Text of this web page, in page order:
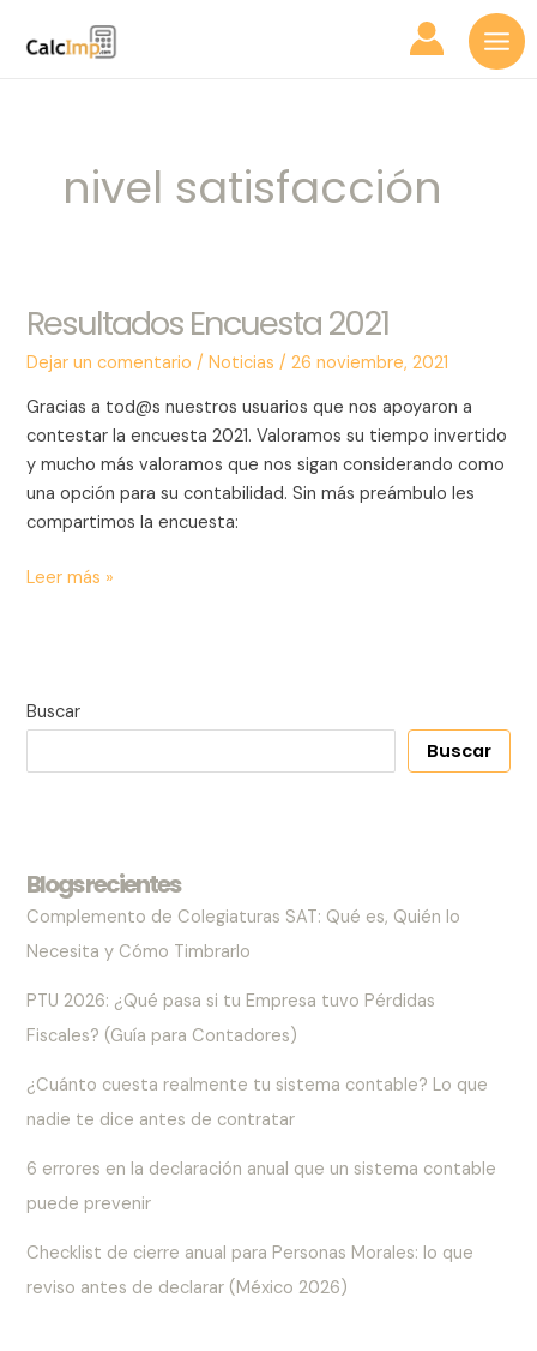
nivel satisfacción
Resultados Encuesta 2021
Dejar un comentario /Noticias /26 noviembre, 2021
Gracias a tod@s nuestros usuarios que nos apoyaron a
contestar la encuesta 2021. Valoramos su tiempo invertido
y mucho más valoramos que nos sigan considerando como
una opción para su contabilidad. Sin más preámbulo les
compartimos la encuesta:
Resultados
2021
Leer más »
Buscar
Buscar
Blogs recientes
Complemento de Colegiaturas SAT: Qué es, Quién lo
Necesita y Cómo Timbrarlo
PTU 2026: ¿Qué pasa si tu Empresa tuvo Pérdidas
Fiscales? (Guía para Contadores)
¿Cuánto cuesta realmente tu sistema contable? Lo que
nadie te dice antes de contratar
6 errores en la declaración anual que un sistema contable
puede prevenir
Checklist de cierre anual para Personas Morales: lo que
reviso antes de declarar (México 2026)